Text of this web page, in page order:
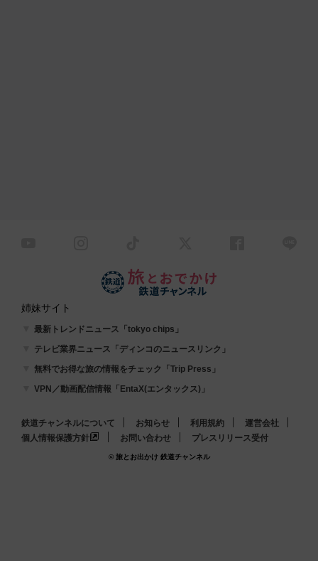
姉妹サイト
最新トレンドニュース「tokyo chips」
テレビ業界ニュース「ディンコのニュースリンク」
無料でお得な旅の情報をチェック「Trip Press」
VPN／動画配信情報「EntaX(エンタックス)」
鉄道チャンネルについて お知らせ 利用規約
運営会社
個人情報保護方針
お問い合わせ プレスリリース受付
© 旅とお出かけ 鉄道チャンネル